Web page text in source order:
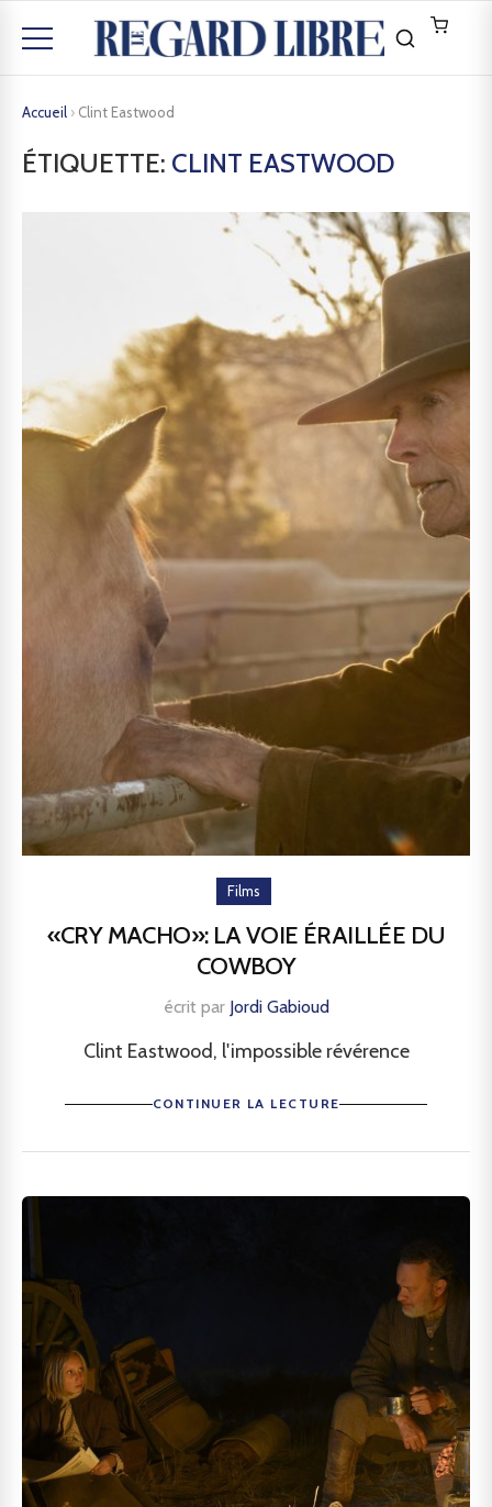
Accueil › Clint Eastwood
ÉTIQUETTE: CLINT EASTWOOD
Films
«CRY MACHO»: LA VOIE ÉRAILLÉE DU
COWBOY
écrit par Jordi Gabioud
Clint Eastwood, l'impossible révérence
CONTINUER LA LECTURE